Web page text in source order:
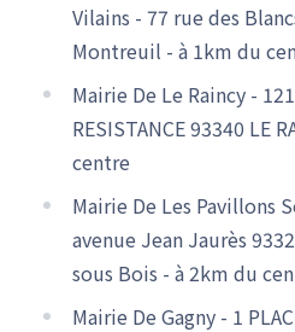
Vilains - 77 rue des
Montreuil - à 1km du
Mairie De Le Raincy -
RESISTANCE 93340 LE
centre
Mairie De Les Pavillons
avenue Jean Jaurès
sous Bois - à 2km du
Mairie De Gagny - 1